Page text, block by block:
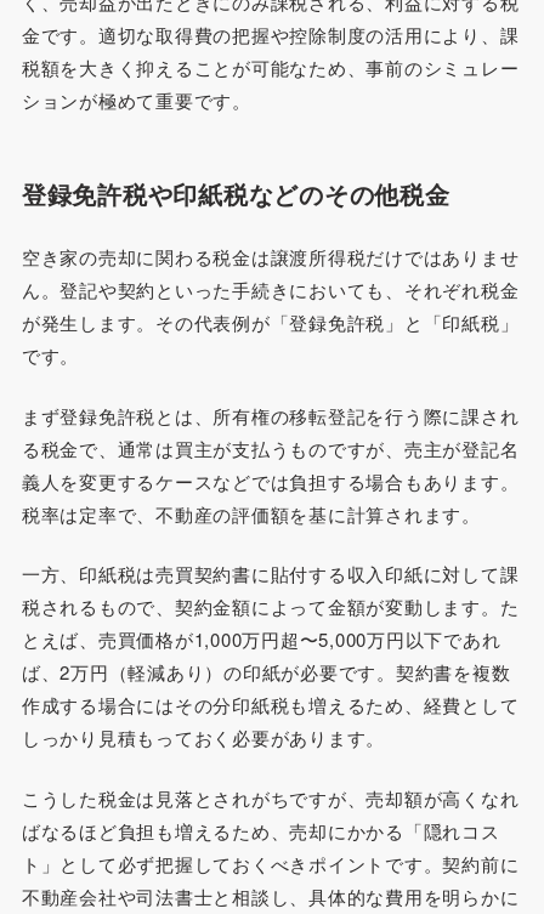
金です。適切な取得費の把握や控除制度の活用により、課
税額を大きく抑えることが可能なため、事前のシミュレー
ションが極めて重要です。
登録免許税や印紙税などのその他税金
空き家の売却に関わる税金は譲渡所得税だけではありませ
ん。登記や契約といった手続きにおいても、それぞれ税金
が発生します。その代表例が「登録免許税」と「印紙税」
です。
まず登録免許税とは、所有権の移転登記を行う際に課され
る税金で、通常は買主が支払うものですが、売主が登記名
義人を変更するケースなどでは負担する場合もあります。
税率は定率で、不動産の評価額を基に計算されます。
一方、印紙税は売買契約書に貼付する収入印紙に対して課
税されるもので、契約金額によって金額が変動します。た
とえば、売買価格が1,000万円超〜5,000万円以下であれ
ば、2万円（軽減あり）の印紙が必要です。契約書を複数
作成する場合にはその分印紙税も増えるため、経費として
しっかり見積もっておく必要があります。
こうした税金は見落とされがちですが、売却額が高くなれ
ばなるほど負担も増えるため、売却にかかる「隠れコス
ト」として必ず把握しておくべきポイントです。契約前に
不動産会社や司法書士と相談し、具体的な費用を明らかに